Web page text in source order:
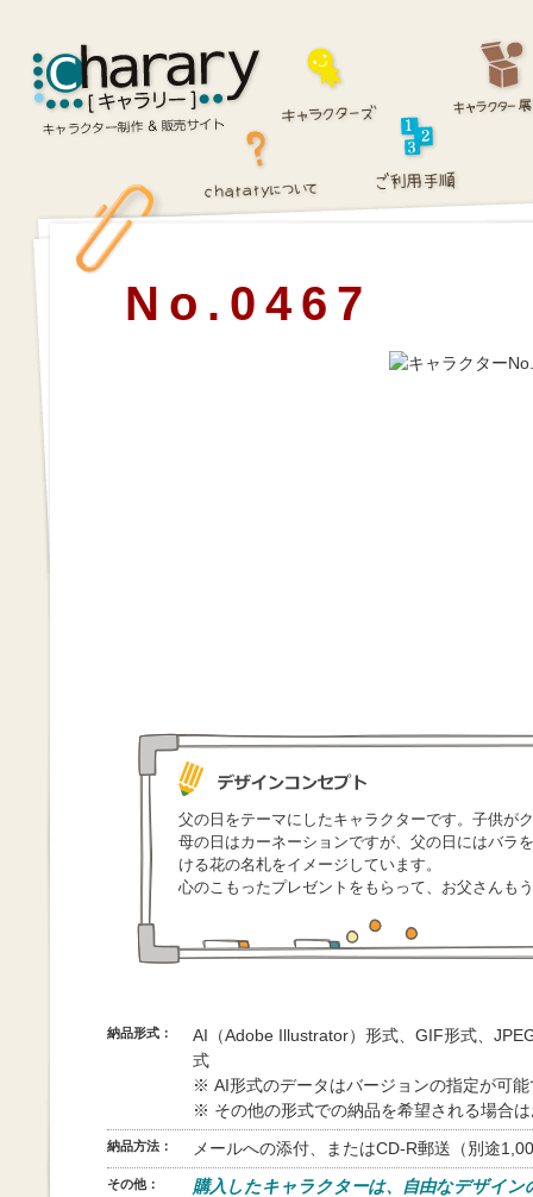
No.0467
父の日をテーマにしたキャラクターです。子供が
母の日はカーネーションですが、父の日にはバラ
ける花の名札をイメージしています。
心のこもったプレゼントをもらって、お父さんも
納品形式：
AI（Adobe Illustrator）形式、GIF形式、
式
※ AI形式のデータはバージョンの指定が可能
※ その他の形式での納品を希望される場合
納品方法： メールへの添付、またはCD-R郵送（別途
その他：
購入したキャラクターは、自由なデザイン